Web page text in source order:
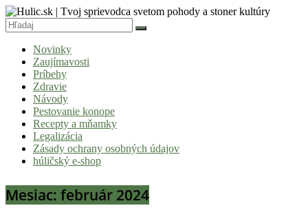
Skip
to
content
Tvoj
sprievodca
svetom
pohody
stoner
kultúry
Novinky
Zaujímavosti
Príbehy
Zdravie
Návody
Pestovanie konope
Recepty a mňamky
Legalizácia
Zásady ochrany osobných údajov
húličský e-shop
Mesiac: február 2024